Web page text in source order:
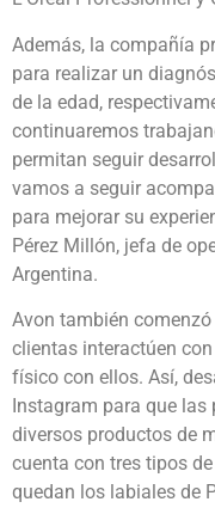
Además, la compañía
para realizar un
de la edad,
continuaremos
permitan seguir
vamos a seguir
para mejorar su
Pérez Millón, jefa de
Argentina.
Avon también
clientas interactúen
físico con ellos. Así,
Instagram para que
diversos productos de
cuenta con tres tipos
quedan los labiales de